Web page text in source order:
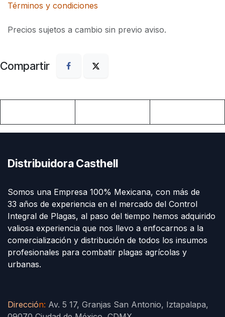
Términos y condiciones
Precios sujetos a cambio sin previo aviso.
Compartir
Distribuidora Casthell
Somos una Empresa 100% Mexicana, con más de
33 años de experiencia en el mercado del Control
Integral de Plagas, al paso del tiempo hemos adquirido
valiosa experiencia que nos llevo a enfocarnos a la
comercialización y distribución de todos los insumos
profesionales para combatir plagas agrícolas y
urbanas.
Dirección: Av. 5 17, Granjas San Antonio, Iztapalapa,